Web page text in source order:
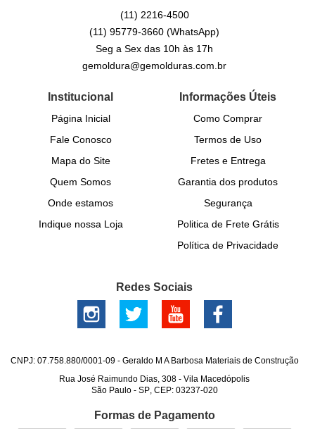
(11) 2216-4500
(11) 95779-3660(WhatsApp)
Seg a Sex das 10h às 17h
gemoldura@gemolduras.com.br
Institucional
Página Inicial
Fale Conosco
Mapa do Site
Quem Somos
Onde estamos
Indique nossa Loja
Informações Úteis
Como Comprar
Termos de Uso
Fretes e Entrega
Garantia dos produtos
Segurança
Politica de Frete Grátis
Política de Privacidade
Redes Sociais
CNPJ: 07.758.880/0001-09 - Geraldo M A Barbosa Materiais de Construção
Rua José Raimundo Dias, 308 -Vila Macedópolis
São Paulo- SP, CEP: 03237-020
Formas de Pagamento